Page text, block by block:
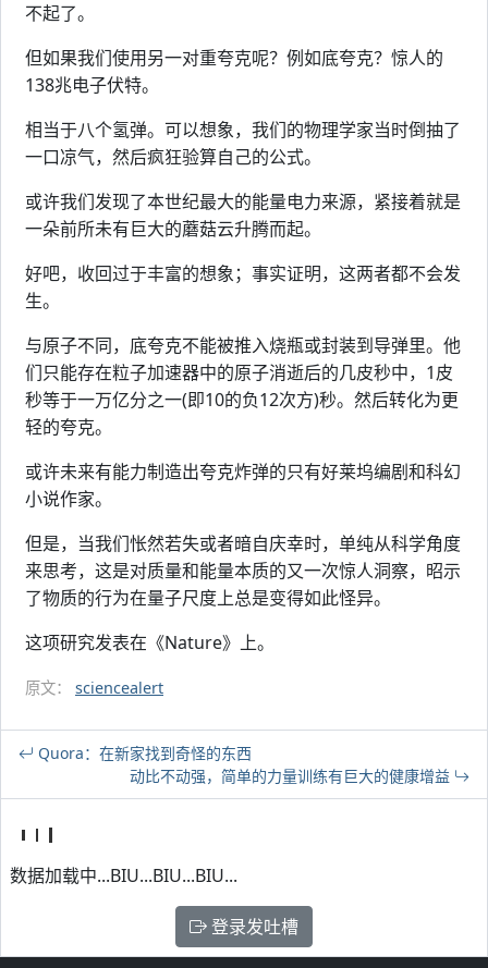
不起了。
但如果我们使用另一对重夸克呢？例如底夸克？惊人的
138兆电子伏特。
相当于八个氢弹。可以想象，我们的物理学家当时倒抽了
一口凉气，然后疯狂验算自己的公式。
或许我们发现了本世纪最大的能量电力来源，紧接着就是
一朵前所未有巨大的蘑菇云升腾而起。
好吧，收回过于丰富的想象；事实证明，这两者都不会发
生。
与原子不同，底夸克不能被推入烧瓶或封装到导弹里。他
们只能存在粒子加速器中的原子消逝后的几皮秒中，1皮
秒等于一万亿分之一(即10的负12次方)秒。然后转化为更
轻的夸克。
或许未来有能力制造出夸克炸弹的只有好莱坞编剧和科幻
小说作家。
但是，当我们怅然若失或者暗自庆幸时，单纯从科学角度
来思考，这是对质量和能量本质的又一次惊人洞察，昭示
了物质的行为在量子尺度上总是变得如此怪异。
这项研究发表在《Nature》上。
原文： sciencealert
Quora：在新家找到奇怪的东西
动比不动强，简单的力量训练有巨大的健康增益
数据加载中...BIU...BIU...BIU...
登录发吐槽